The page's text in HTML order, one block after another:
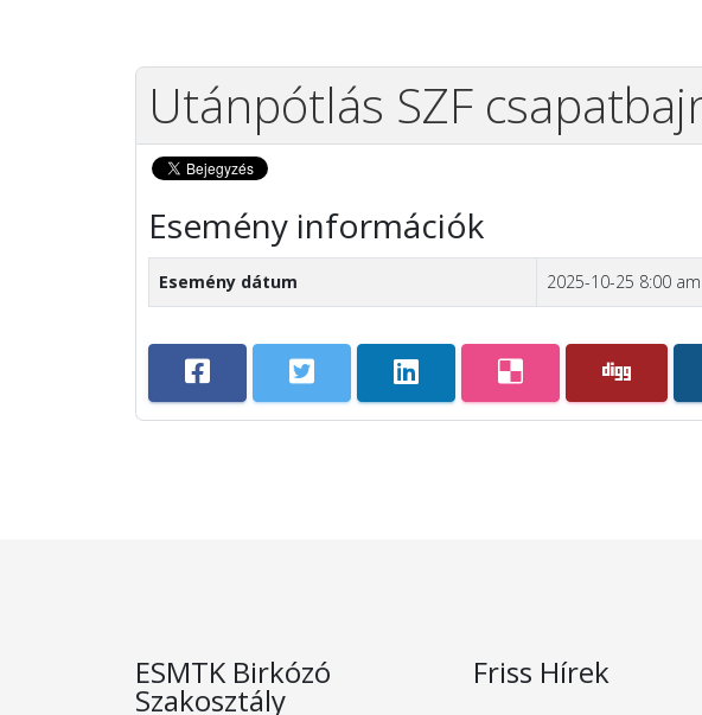
Utánpótlás SZF
Esemény információk
Esemény dátum 2025-10-25 8:00 am
ESMTK Birkózó
Szakosztály
Friss Hírek